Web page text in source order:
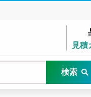
見積
検索